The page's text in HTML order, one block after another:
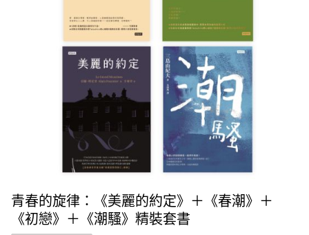
青春的旋律：《美麗的約定》＋《春潮》＋
《初戀》＋《潮騷》精裝套書